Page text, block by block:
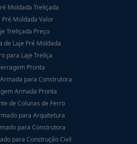
Moldada Treliçada
Pré Moldada Valor
Treliçada Preço
de Laje Pré Moldada
para Laje Treliça
Pronta
para Construtora
Armada Pronta
de Colunas de Ferro
para Arquitetura
para Construtora
para Construção Civil